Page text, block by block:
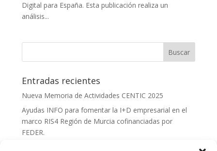
Digital para España. Esta publicación realiza un
análisis...
Entradas recientes
Nueva Memoria de Actividades CENTIC 2025
Ayudas INFO para fomentar la I+D empresarial en el
marco RIS4 Región de Murcia cofinanciadas por
FEDER.